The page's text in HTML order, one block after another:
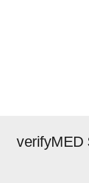
verifyMED